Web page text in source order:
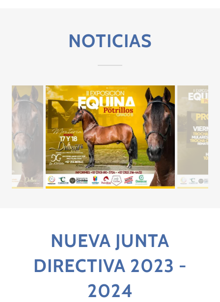
NOTICIAS
NUEVA JUNTA
DIRECTIVA 2023 -
2024